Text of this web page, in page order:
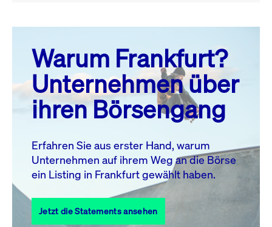
August 26
MO. DI. MI. DO. FR. SA. SO.
1
2
3
4 5 6 7 8
10 11 13 14
17
18 19 20 21 22
23
27 28
31
Warum Frankfurt?
Unternehmen über
ihren Börsengang
Erfahren Sie aus erster Hand, warum
Unternehmen auf ihrem Weg an die Börse
ein Listing in Frankfurt gewählt haben.
Jetzt die Statements ansehen